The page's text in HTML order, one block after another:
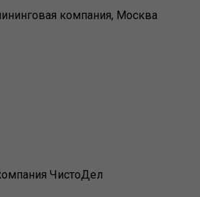
компания, Москва
ЧистоДел